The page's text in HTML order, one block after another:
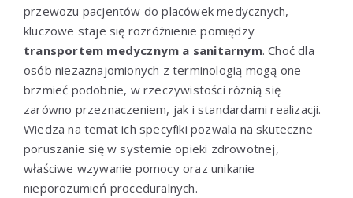
przewozu pacjentów do placówek medycznych,
kluczowe staje się rozróżnienie pomiędzy
transportem medycznym a sanitarnym. Choć dla
osób niezaznajomionych z terminologią mogą one
brzmieć podobnie, w rzeczywistości różnią się
zarówno przeznaczeniem, jak i standardami realizacji.
Wiedza na temat ich specyfiki pozwala na skuteczne
poruszanie się w systemie opieki zdrowotnej,
właściwe wzywanie pomocy oraz unikanie
nieporozumień proceduralnych.